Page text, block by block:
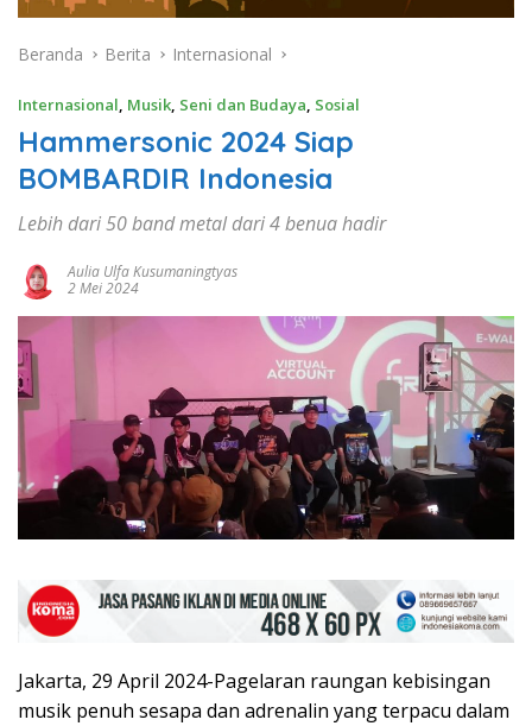
Beranda Berita Internasional
Internasional Musik Seni dan Budaya Sosial
Hammersonic 2024 Siap
BOMBARDIR Indonesia
Lebih dari 50 band metal dari 4 benua hadir
Aulia Ulfa Kusumaningtyas
2 Mei 2024
Jakarta, 29 April 2024-Pagelaran raungan kebisingan
musik penuh sesapa dan adrenalin yang terpacu dalam